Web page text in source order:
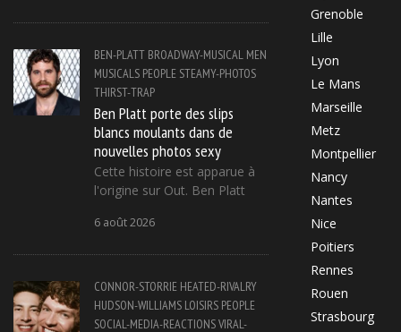
BEN-PLATT BROADWAY-MUSICAL MEN
MUSICALS PEOPLE STEAMY-PHOTOS
THIRST-TRAP
Ben Platt porte des slips
blancs moulants dans de
nouvelles photos sexy
Cette histoire est apparue à
l'origine sur Out. Ben Platt
6 août 2026
CONNOR-STORRIE HEATED-RIVALRY
HUDSON-WILLIAMS LOISIRS PEOPLE
SOCIAL-MEDIA-REACTIONSVIRAL-
Grenoble
Lille
Lyon
Le Mans
Marseille
Metz
Montpellier
Nancy
Nantes
Nice
Poitiers
Rennes
Rouen
Strasbourg